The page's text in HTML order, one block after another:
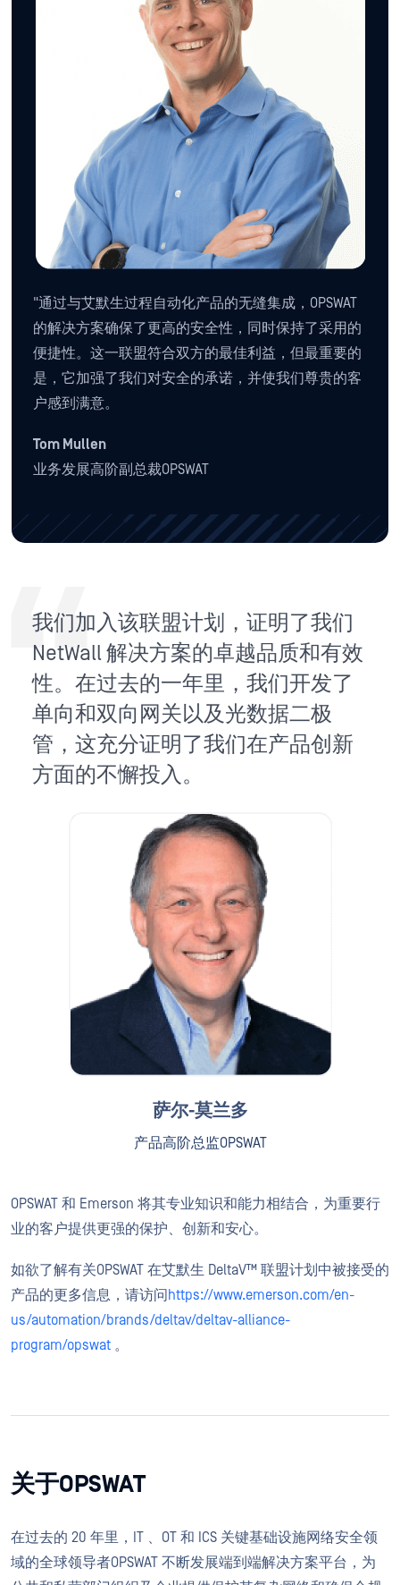
"通过与艾默生过程自动化产品的无缝集成，OPSWAT
的解决方案确保了更高的安全性，同时保持了采用的
便捷性。这一联盟符合双方的最佳利益，但最重要的
是，它加强了我们对安全的承诺，并使我们尊贵的客
户感到满意。
Tom Mullen
业务发展高阶副总裁OPSWAT
我们加入该联盟计划，证明了我们
NetWall 解决方案的卓越品质和有效
性。在过去的一年里，我们开发了
单向和双向网关以及光数据二极
管，这充分证明了我们在产品创新
方面的不懈投入。
萨尔-莫兰多
产品高阶总监OPSWAT
OPSWAT 和 Emerson 将其专业知识和能力相结合，为重要行
业的客户提供更强的保护、创新和安心。
如欲了解有关OPSWAT 在艾默生 DeltaV™ 联盟计划中被接受的
产品的更多信息，请访问 https://www.emerson.com/en-
us/automation/brands/deltav/deltav-alliance-
program/opswat 。
关于OPSWAT
在过去的 20 年里，IT 、OT 和 ICS 关键基础设施网络安全领
域的全球领导者OPSWAT 不断发展端到端解决方案平台，为